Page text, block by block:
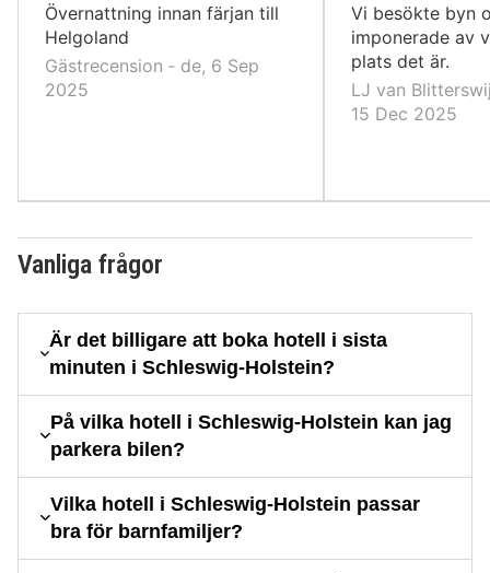
Övernattning innan färjan till
Helgoland
Gästrecension ‐ de, 6 Sep
2025
Vi besökte byn
imponerade av
plats det är.
LJ van
15 Dec 2025
Vanliga frågor
Är det billigare att boka hotell i sista
minuten i Schleswig-Holstein?
På vilka hotell i Schleswig-Holstein kan jag
parkera bilen?
Vilka hotell i Schleswig-Holstein passar
bra för barnfamiljer?